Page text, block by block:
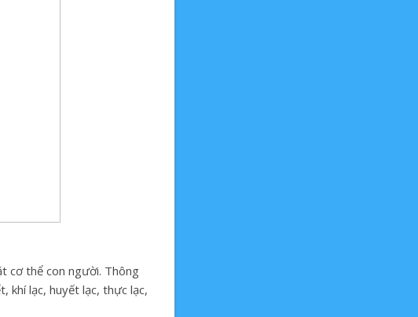
cơ thể con người. Thông
khí lạc, huyết lạc, thực lạc,